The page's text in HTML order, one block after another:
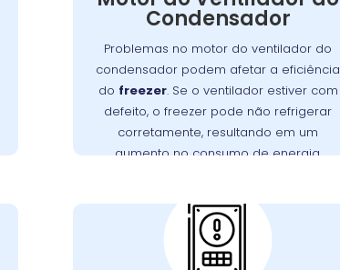
Condensador
Problemas no motor do ventilador do
condensador podem afetar a eficiência
do freezer. Se o ventilador estiver com
defeito, o freezer pode não refrigerar
corretamente, resultando em um
aumento no consumo de energia.
corretamente, o freezer pode ter
Wandertec
minuciosas e substituições de motores
defeituosos, assegurando que seu
Problemas com a
Placa de Circuito do
Painel de Controle: